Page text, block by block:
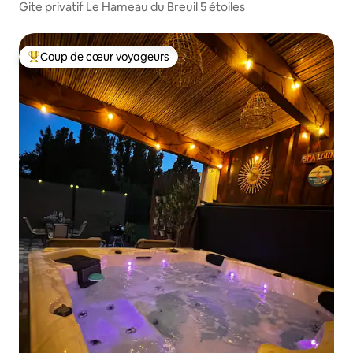
Gite privatif Le Hameau du Breuil 5 étoiles
Coups de cœur voyageurs les plus appréciés
Coup de cœur voyageurs